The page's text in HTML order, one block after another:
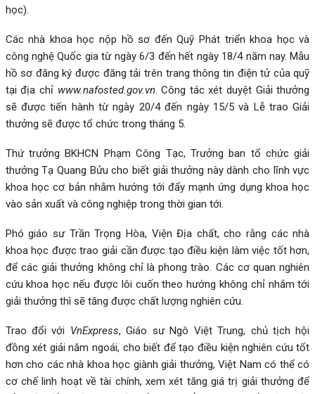
học).
Các nhà khoa học nộp hồ sơ đến Quỹ Phát triển khoa học và
công nghệ Quốc gia từ ngày 6/3 đến hết ngày 18/4 năm nay. Mẫu
hồ sơ đăng ký được đăng tải trên trang thông tin điện tử của quỹ
tại địa chỉ www.nafosted.gov.vn. Công tác xét duyệt Giải thưởng
sẽ được tiến hành từ ngày 20/4 đến ngày 15/5 và Lễ trao Giải
thưởng sẽ được tổ chức trong tháng 5.
Thứ trưởng BKHCN Phạm Công Tạc, Trưởng ban tổ chức giải
thưởng Tạ Quang Bửu cho biết giải thưởng này dành cho lĩnh vực
khoa học cơ bản nhằm hướng tới đẩy mạnh ứng dụng khoa học
vào sản xuất và công nghiệp trong thời gian tới.
Phó giáo sư Trần Trọng Hòa, Viện Địa chất, cho rằng các nhà
khoa học được trao giải cần được tạo điều kiện làm việc tốt hơn,
để các giải thưởng không chỉ là phong trào. Các cơ quan nghiên
cứu khoa học nếu được lôi cuốn theo hướng không chỉ nhắm tới
giải thưởng thì sẽ tăng được chất lượng nghiên cứu.
Trao đổi với VnExpress, Giáo sư Ngô Việt Trung, chủ tịch hội
đồng xét giải năm ngoái, cho biết để tạo điều kiện nghiên cứu tốt
hơn cho các nhà khoa học giành giải thưởng, Việt Nam có thể có
cơ chế linh hoạt về tài chính, xem xét tăng giá trị giải thưởng để